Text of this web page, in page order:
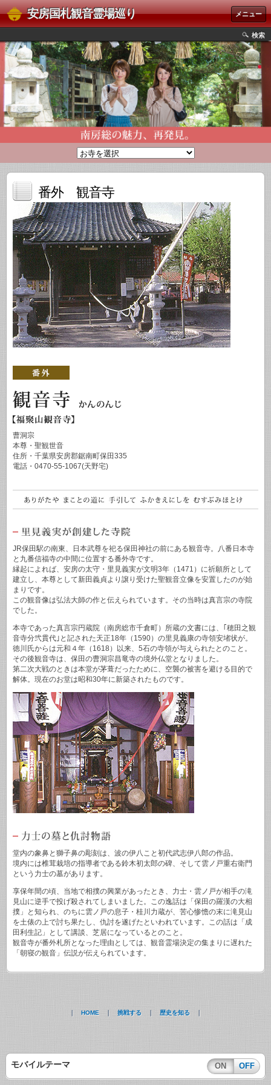
安房国札観音霊場巡り メニュー
検索
番外 観音寺
曹洞宗
本尊・聖観世音
住所・千葉県安房郡鋸南町保田335
電話・0470-55-1067(天野宅)
JR保田駅の南東、日本武尊を祀る保田神社の前にある観音寺。八番日本寺
と九番信福寺の中間に位置する番外寺です。
縁起によれば、安房の太守・里見義実が文明3年（1471）に祈願所として
建立し、本尊として新田義貞より譲り受けた聖観音立像を安置したのが始
まりです。
この観音像は弘法大師の作と伝えられています。その当時は真言宗の寺院
でした。
本寺であった真言宗円蔵院（南房総市千倉町）所蔵の文書には、｢穂田之観
音寺分弐貫代｣と記された天正18年（1590）の里見義康の寺領安堵状が。
徳川氏からは元和４年（1618）以来、5石の寺領が与えられたとのこと。
その後観音寺は、保田の曹洞宗昌竜寺の境外仏堂となりました。
第二次大戦のときは本堂が茅葺だったために、空襲の被害を避ける目的で
解体。現在のお堂は昭和30年に新築されたものです。
堂内の象鼻と獅子鼻の彫刻は、波の伊八こと初代武志伊八郎の作品。
境内には椎茸栽培の指導者である鈴木初太郎の碑、そして雲ノ戸重右衛門
という力士の墓があります。
享保年間の頃、当地で相撲の興業があったとき、力士・雲ノ戸が相手の滝
見山に逆手で投げ殺されてしまいました。この逸話は「保田の羅漢の大相
撲」と知られ、のちに雲ノ戸の息子・桂川力蔵が、苦心惨憺の末に滝見山
を土俵の上で討ち果たし、仇討を遂げたといわれています。この話は「成
田利生記」として講談、芝居になっているとのこと。
観音寺が番外札所となった理由としては、観音霊場決定の集まりに遅れた
「朝寝の観音」伝説が伝えられています。
｜ HOME 挑戦する ｜ 歴史を知る ｜
モバイルテーマ ON OFF